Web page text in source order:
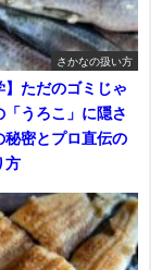
さかなの扱い方
】ただのゴミじゃ
「うろこ」に隠さ
秘密とプロ直伝の
方